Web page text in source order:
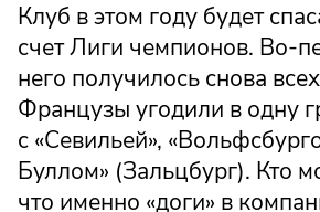
Клуб в этом году будет
счет Лиги чемпионов. Во-
него получилось снова
Французы угодили в одну
с «Севильей»,
Буллом» (Зальцбург). Кто
что именно «доги» в